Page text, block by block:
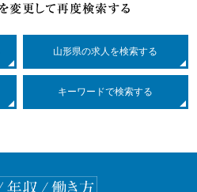
山形県の求人を検索する
キーワードで検索する